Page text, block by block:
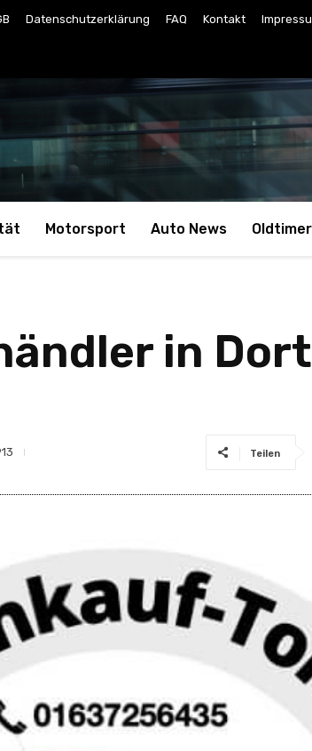
Datenschutzerklärung FAQ Kontakt
Motorsport Auto News Oldtimer
in
Teilen